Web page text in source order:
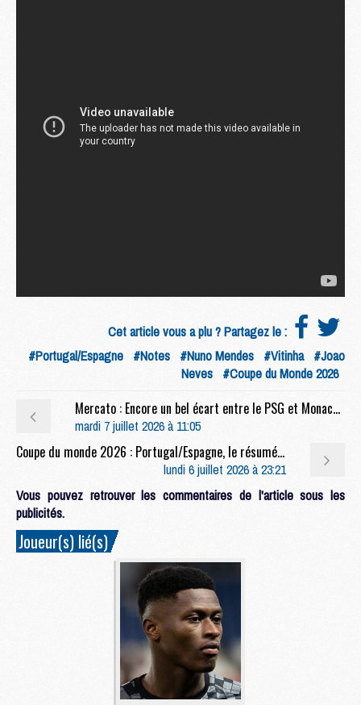
Cet article vous a plu ? Partagez le :
#Portugal/Espagne #Notes #Nuno Mendes #Vitinha #Joao
Neves #Coupe du Monde 2026
Mercato : Encore un bel écart entre le PSG et Monaco pour Akliouche
mardi 7 juillet 2026 à 11:05
Coupe du monde 2026 : Portugal/Espagne, le résumé et le but en video
lundi 6 juillet 2026 à 23:21
Vous pouvez retrouver les commentaires de l'article sous les
publicités.
Joueur(s) lié(s)